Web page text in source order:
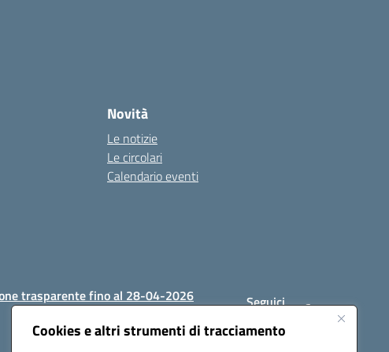
Cookies e altri strumenti di tracciamento
Novità
Le notizie
Le circolari
Calendario eventi
trasparente fino al 28-04-2026
Seguici